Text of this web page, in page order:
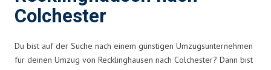
Colchester
Du bist auf der Suche nach einem günstigen Umzugsunternehmen
für deinen Umzug von Recklinghausen nach Colchester? Dann bist